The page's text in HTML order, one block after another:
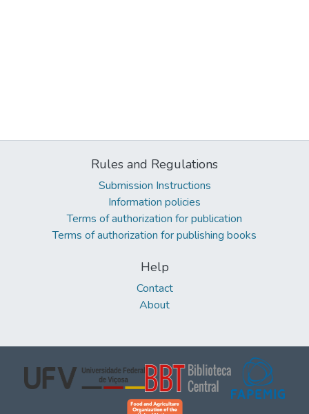
Rules and Regulations
Submission Instructions
Information policies
Terms of authorization for publication
Terms of authorization for publishing books
Help
Contact
About